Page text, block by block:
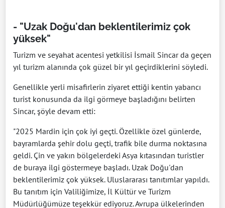
- "Uzak Doğu'dan beklentilerimiz çok
yüksek"
Turizm ve seyahat acentesi yetkilisi İsmail Sincar da geçen
yıl turizm alanında çok güzel bir yıl geçirdiklerini söyledi.
Genellikle yerli misafirlerin ziyaret ettiği kentin yabancı
turist konusunda da ilgi görmeye başladığını belirten
Sincar, şöyle devam etti:
"2025 Mardin için çok iyi geçti. Özellikle özel günlerde,
bayramlarda şehir dolu geçti, trafik bile durma noktasına
geldi. Çin ve yakın bölgelerdeki Asya kıtasından turistler
de buraya ilgi göstermeye başladı. Uzak Doğu'dan
beklentilerimiz çok yüksek. Uluslararası tanıtımlar yapıldı.
Bu tanıtım için Valiliğimize, İl Kültür ve Turizm
Müdürlüğümüze teşekkür ediyoruz. Avrupa ülkelerinden